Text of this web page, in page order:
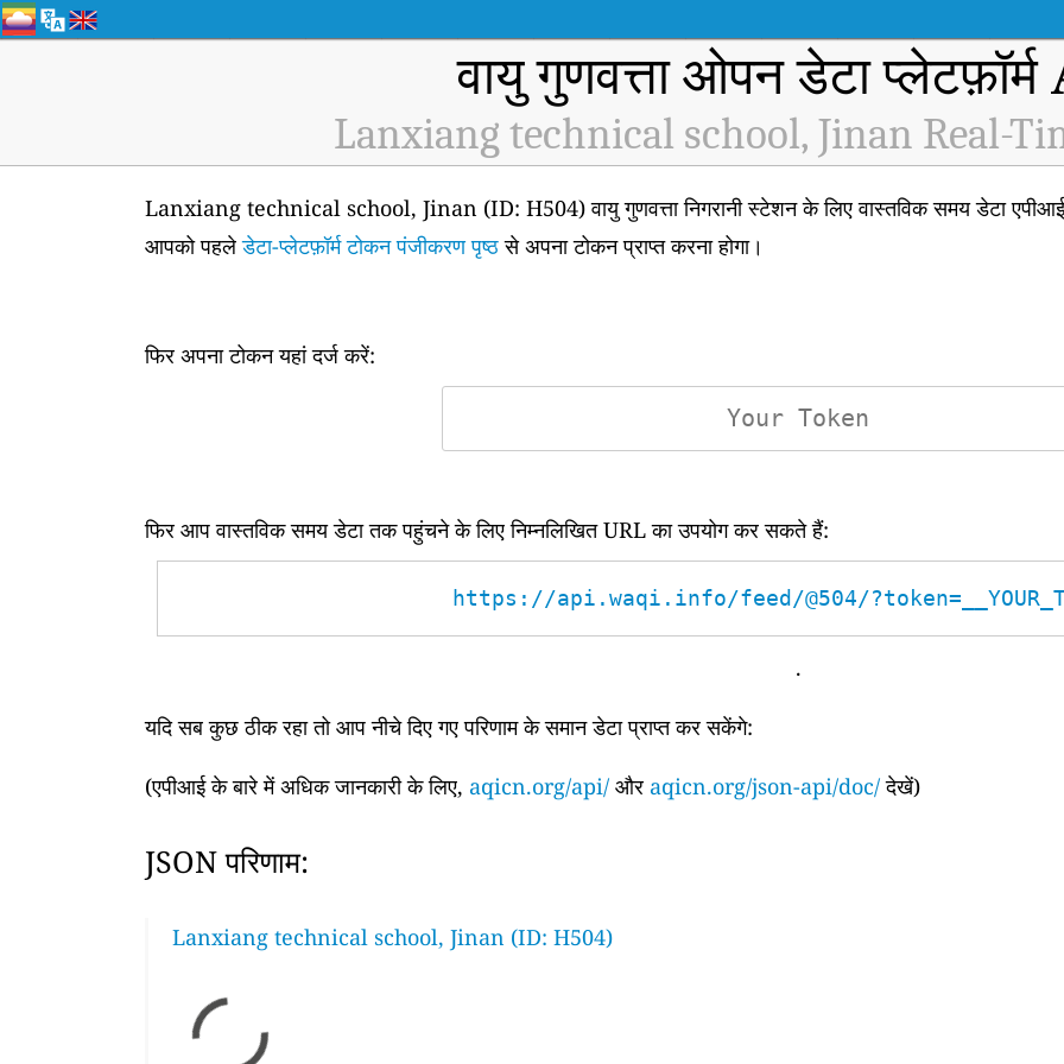
वायु गुणवत्ता ओपन डेटा
Lanxiang technical school, Jinan Real-
Lanxiang technical school, Jinan (ID: H504) वायु गुणवत्ता निगरानी स्टेशन के लिए वास्तविक समय डेटा
आपको पहलेडेटा-प्लेटफ़ॉर्म टोकन पंजीकरण पृष्ठसे अपना टोकन प्राप्त करना होगा।
फिर अपना टोकन यहां दर्ज करें:
फिर आप वास्तविक समय डेटा तक पहुंचने के लिए निम्नलिखित URL का उपयोग कर सकते हैं:
https://api.waqi.info/feed/@504/
.
यदि सब कुछ ठीक रहा तो आप नीचे दिए गए परिणाम के समान डेटा प्राप्त कर सकेंगे:
(एपीआई के बारे में अधिक जानकारी के लिए, aqicn.org/api/ और aqicn.org/json-api/doc/देखें)
JSON परिणाम:
Lanxiang technical school, Jinan (ID: H504)